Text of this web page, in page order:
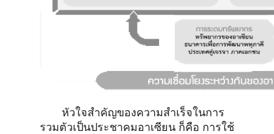
หัวใจสำคัญของความสำเร็จในการ
รวมตัวเป็นประชาคมอาเซียน ก็คือ การใช้